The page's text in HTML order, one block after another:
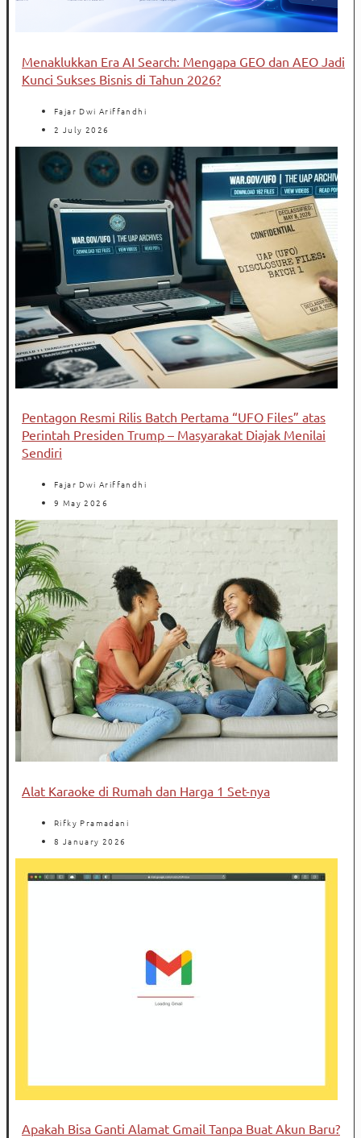
Menaklukkan Era AI Search: Mengapa GEO dan AEO Jadi
Kunci Sukses Bisnis di Tahun 2026?
Fajar Dwi Ariffandhi
2 July 2026
Pentagon Resmi Rilis Batch Pertama “UFO Files” atas
Perintah Presiden Trump – Masyarakat Diajak Menilai
Sendiri
Fajar Dwi Ariffandhi
9 May 2026
Alat Karaoke di Rumah dan Harga 1 Set-nya
Rifky Pramadani
8 January 2026
Apakah Bisa Ganti Alamat Gmail Tanpa Buat Akun Baru?